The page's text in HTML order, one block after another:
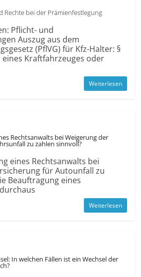
Rechte bei der Prämienfestlegung
Pflicht- und
Auszug aus dem
(PflVG) für Kfz-Halter: §
eines Kraftfahrzeuges oder
Weiterlesen
Rechtsanwalts bei Weigerung der
zu zahlen sinnvoll?
eines Rechtsanwalts bei
für Autounfall zu
Beauftragung eines
Weiterlesen
In welchen Fällen ist ein Wechsel der